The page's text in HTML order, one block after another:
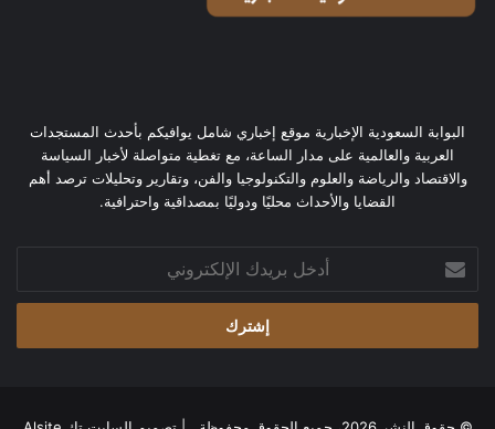
البوابة السعودية الإخبارية موقع إخباري شامل يوافيكم بأحدث المستجدات
العربية والعالمية على مدار الساعة، مع تغطية متواصلة لأخبار السياسة
والاقتصاد والرياضة والعلوم والتكنولوجيا والفن، وتقارير وتحليلات ترصد أهم
القضايا والأحداث محليًا ودوليًا بمصداقية واحترافية.
بريدك
الإلكتروني